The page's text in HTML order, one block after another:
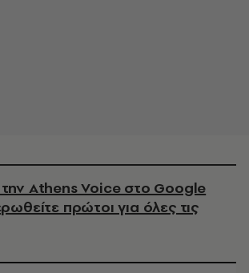
Athens Voice στο Google
πρώτοι για όλες τις